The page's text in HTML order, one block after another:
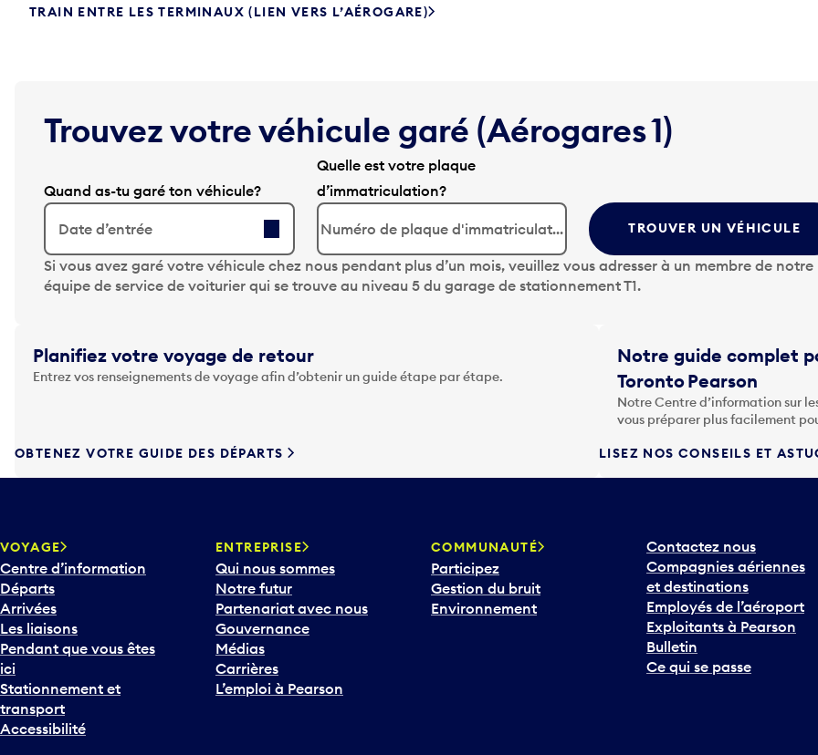
TRAIN ENTRE LES TERMINAUX (LIEN VERS L’AÉROGARE)
Trouvez votre véhicule garé (Aérogares 1)
Quand as-tu garé ton véhicule?
Date d’entrée
A
p
y
e
z
r
u
c
h
e
F
l
c
h
e
Quelle est votre plaque
d’immatriculation?
TROUVER UN VÉHICULE
Si vous avez garé votre véhicule chez nous pendant plus d’un mois, veuillez vous adresser à un membre de notre
équipe de service de voiturier qui se trouve au niveau 5 du garage de stationnement T1.
Planifiez votre voyage de retour
Entrez vos renseignements de voyage afin d’obtenir un guide étape par étape.
OBTENEZ VOTRE GUIDE DES DÉPARTS
Notre guide complet
Toronto Pearson
Notre Centre d’information sur
vous préparer plus facilement
LISEZ NOS CONSEILS ET
VOYAGE
Centre d’information
Départs
Arrivées
Les liaisons
Pendant que vous êtes
ici
Stationnement et
transport
Accessibilité
ENTREPRISE
Qui nous sommes
Notre futur
Partenariat avec nous
Gouvernance
Médias
Carrières
L’emploi à Pearson
COMMUNAUTÉ
Participez
Gestion du bruit
Environnement
Contactez nous
Compagnies aériennes
et destinations
Employés de l’aéroport
Exploitants à Pearson
Bulletin
Ce qui se passe